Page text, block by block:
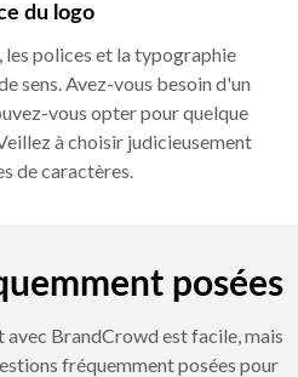
du logo
les polices et la typographie
sens. Avez-vous besoin d'un
vous opter pour quelque
à choisir judicieusement
de caractères.
posées
BrandCrowd est facile, mais
fréquemment posées pour